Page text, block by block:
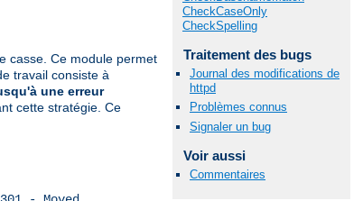
casse. Ce module permet
travail consiste à
une erreur
cette stratégie. Ce
CheckCaseOnly
CheckSpelling
Traitement des bugs
Journal des modifications de
httpd
Problèmes connus
Signaler un bug
Voir aussi
Commentaires